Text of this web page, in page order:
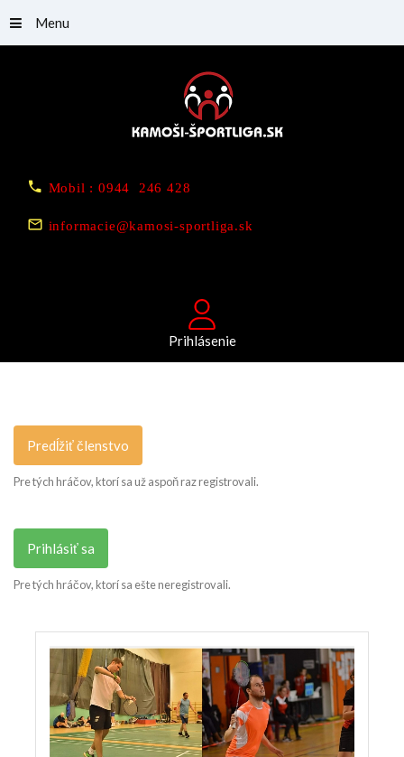
Mobil : 0944 246 428
informacie@kamosi-sportliga.sk
Prihlásenie
Menu
Predĺžiť členstvo
Pre tých hráčov, ktorí sa už aspoň raz registrovali.
Prihlásiť sa
Pre tých hráčov, ktorí sa ešte neregistrovali.